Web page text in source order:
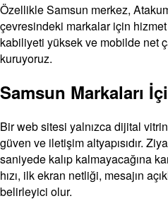
Özellikle Samsun merkez,
çevresindeki markalar için
kabiliyeti yüksek ve mobilde net
kuruyoruz.
Samsun Markaları
Bir web sitesi yalnızca dijital
güven ve iletişim altyapısıdır.
saniyede kalıp kalmayacağına
hızı, ilk ekran netliği, mesajın
belirleyici olur.